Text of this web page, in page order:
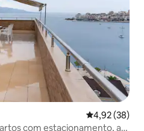
4,92 de uma
4,92 (38)
com estacionamento, ar